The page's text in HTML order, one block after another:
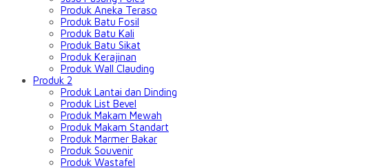
Produk Aneka Teraso
Produk Batu Fosil
Produk Batu Kali
Produk Batu Sikat
Produk Kerajinan
Produk Wall Clauding
Produk 2
Produk Lantai dan Dinding
Produk List Bevel
Produk Makam Mewah
Produk Makam Standart
Produk Marmer Bakar
Produk Souvenir
Produk Wastafel